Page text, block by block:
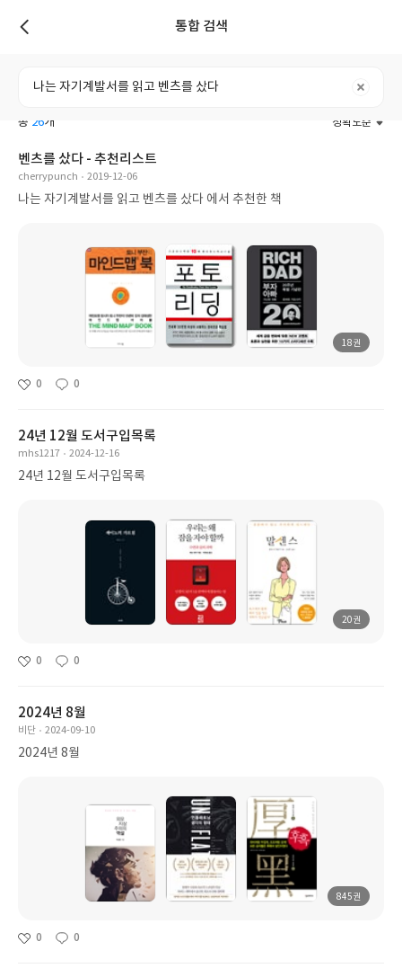
통합 검색
전체 도서 리뷰 리스트
총 26개 정확도순
벤츠를 샀다 - 추천리스트
cherrypunch 2019-12-06
나는 자기계발서를 읽고 벤츠를 샀다 에서 추천한 책
18권
0 0
24년 12월 도서구입목록
mhs1217 2024-12-16
24년 12월 도서구입목록
20권
0 0
2024년 8월
비단 2024-09-10
2024년 8월
845권
0 0